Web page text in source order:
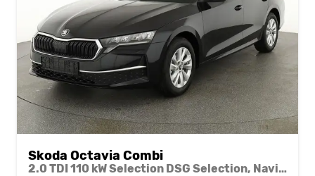
Skoda Octavia Combi
2.0 TDI 110 kW Selection DSG Selection, Navi, Pano, AHK, Teilleder, 5-J Garantie